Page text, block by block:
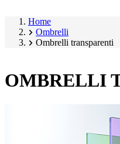
Home
Ombrelli
Ombrelli transparenti
OMBRELLI